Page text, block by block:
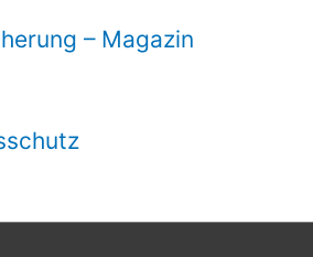
– Magazin